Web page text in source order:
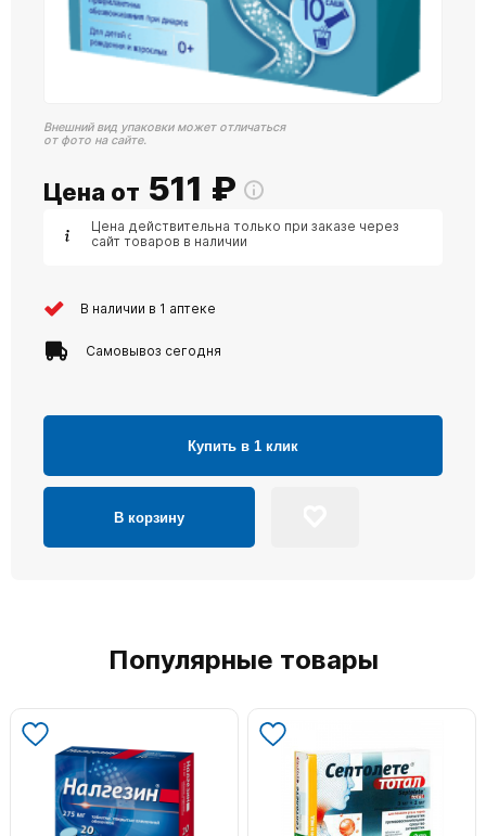
Внешний вид упаковки может отличаться
от фото на сайте.
Цена от 511 ₽
Цена действительна только при заказе через
сайт товаров в наличии
В наличии в 1 аптеке
Самовывоз сегодня
Купить в 1 клик
В корзину
Популярные товары